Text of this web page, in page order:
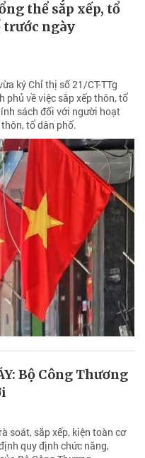
thể sắp xếp, tổ
trước ngày
ký Chỉ thị số 21/CT-TTg
về việc sắp xếp thôn, tổ
sách đối với người hoạt
tổ dân phố.
Bộ Công Thương
soát, sắp xếp, kiện toàn cơ
quy định chức năng,